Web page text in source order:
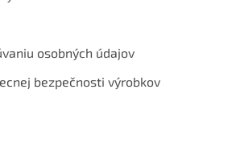
osobných údajov
bezpečnosti výrobkov